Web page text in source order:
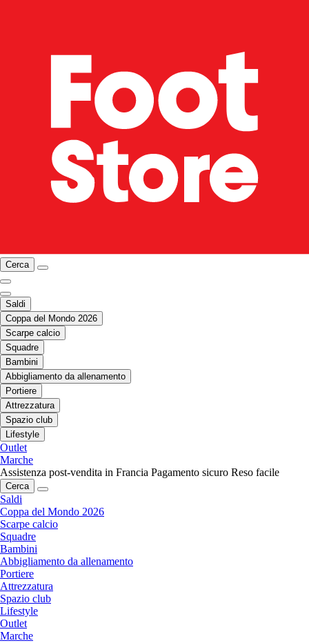
Cerca
Saldi
Coppa del Mondo 2026
Scarpe calcio
Squadre
Bambini
Abbigliamento da allenamento
Portiere
Attrezzatura
Spazio club
Lifestyle
Outlet
Marche
Assistenza post-vendita in Francia Pagamento sicuro Reso facile
Cerca
Saldi
Coppa del Mondo 2026
Scarpe calcio
Squadre
Bambini
Abbigliamento da allenamento
Portiere
Attrezzatura
Spazio club
Lifestyle
Outlet
Marche